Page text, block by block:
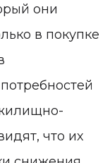
они
в покупке
что их